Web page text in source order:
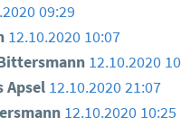
09:29
12.10.2020 10:07
12.10.2020
12.10.2020 21:07
12.10.2020 10:25